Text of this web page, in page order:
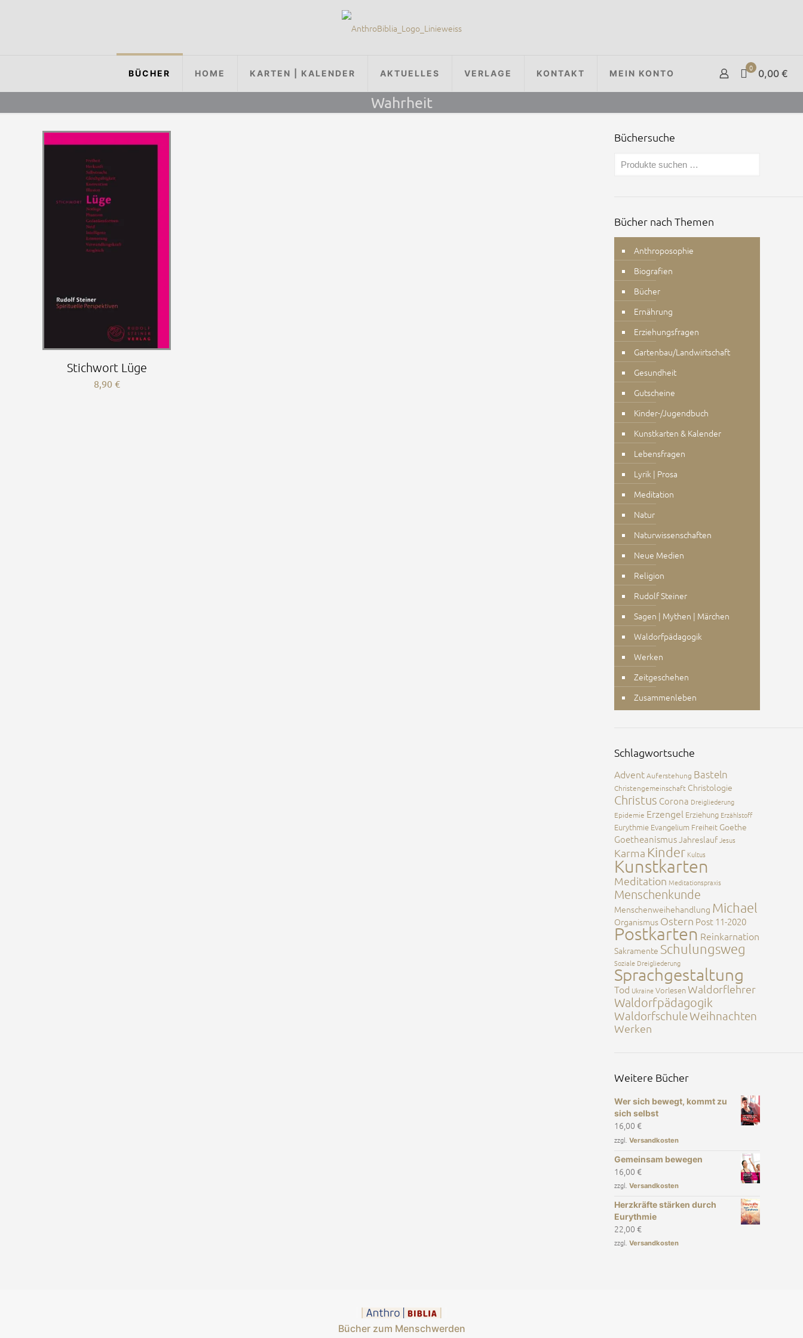
BÜCHER HOME KARTEN | KALENDER AKTUELLES VERLAGE KONTAKT MEIN KONTO
0 0,00 €
Wahrheit
Stichwort Lüge
8,90 €
Büchersuche
Bücher nach Themen
Anthroposophie
Biografien
Bücher
Ernährung
Erziehungsfragen
Gartenbau/Landwirtschaft
Gesundheit
Gutscheine
Kinder-/Jugendbuch
Kunstkarten & Kalender
Lebensfragen
Lyrik | Prosa
Meditation
Natur
Naturwissenschaften
Neue Medien
Religion
Rudolf Steiner
Sagen | Mythen | Märchen
Waldorfpädagogik
Werken
Zeitgeschehen
Zusammenleben
Schlagwortsuche
AdventAuferstehung Basteln
Christengemeinschaft Christologie
Christus Corona Dreigliederung
Epidemie Erzengel Erziehung Erzählstoff
Eurythmie Evangelium Freiheit Goethe
GoetheanismusJahreslaufJesus
Karma Kinder Kultus
Kunstkarten
Meditation Meditationspraxis
Menschenkunde
Menschenweihehandlung Michael
Organismus Ostern Post 11-2020
Postkarten Reinkarnation
Sakramente Schulungsweg
Soziale Dreigliederung
Sprachgestaltung
Tod UkraineVorlesenWaldorflehrer
Waldorfpädagogik
WaldorfschuleWeihnachten
Werken
Weitere Bücher
Wer sich bewegt, kommt zu
sich selbst
16,00 €
zzgl. Versandkosten
Gemeinsam bewegen
16,00 €
zzgl. Versandkosten
Herzkräfte stärken durch
Eurythmie
22,00 €
zzgl. Versandkosten
Bücher zum Menschwerden